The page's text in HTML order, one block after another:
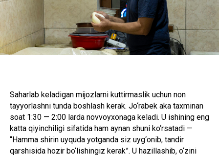
Saharlab keladigan mijozlarni kuttirmaslik uchun non
tayyorlashni tunda boshlash kerak. Jo‘rabek aka taxminan
soat 1:30 — 2:00 larda novvoyxonaga keladi. U ishining eng
katta qiyinchiligi sifatida ham aynan shuni ko‘rsatadi —
“Hamma shirin uyquda yotganda siz uyg‘onib, tandir
qarshisida hozir bo‘lishingiz kerak”. U hazillashib, o‘zini